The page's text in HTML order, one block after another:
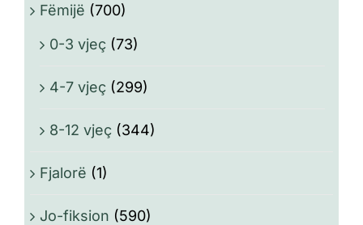
Fëmijë (700)
0-3 vjeç (73)
4-7 vjeç (299)
8-12 vjeç (344)
Fjalorë (1)
Jo-fiksion (590)